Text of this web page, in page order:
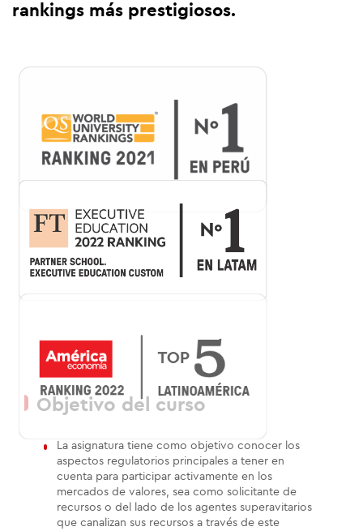
rankings más prestigiosos.
Objetivo del curso
La asignatura tiene como objetivo conocer los
aspectos regulatorios principales a tener en
cuenta para participar activamente en los
mercados de valores, sea como solicitante de
recursos o del lado de los agentes superavitarios
que canalizan sus recursos a través de este